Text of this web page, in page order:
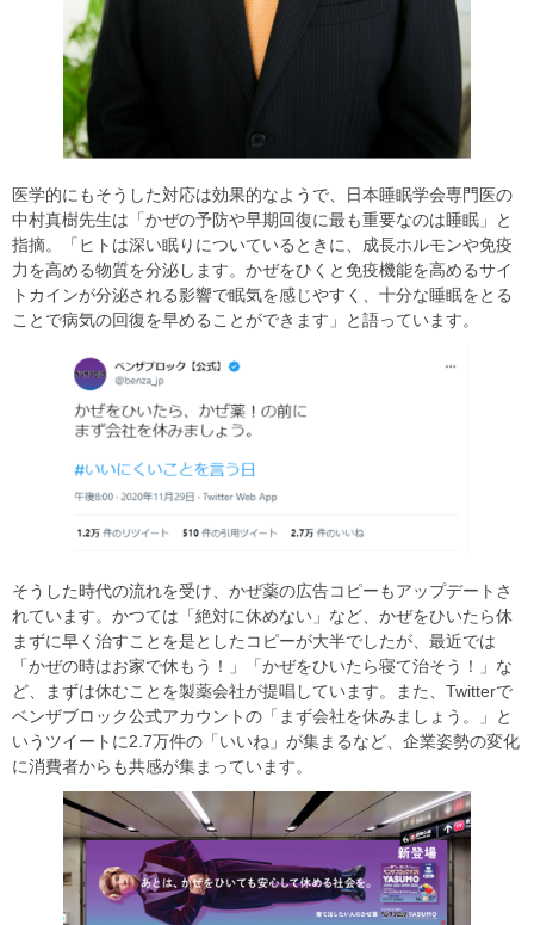
医学的にもそうした対応は効果的なようで、日本睡眠学会専門医の
中村真樹先生は「かぜの予防や早期回復に最も重要なのは睡眠」と
指摘。「ヒトは深い眠りについているときに、成長ホルモンや免疫
力を高める物質を分泌します。かぜをひくと免疫機能を高めるサイ
トカインが分泌される影響で眠気を感じやすく、十分な睡眠をとる
ことで病気の回復を早めることができます」と語っています。
そうした時代の流れを受け、かぜ薬の広告コピーもアップデートさ
れています。かつては「絶対に休めない」など、かぜをひいたら休
まずに早く治すことを是としたコピーが大半でしたが、最近では
「かぜの時はお家で休もう！」「かぜをひいたら寝て治そう！」な
ど、まずは休むことを製薬会社が提唱しています。また、Twitterで
ベンザブロック公式アカウントの「まず会社を休みましょう。」と
いうツイートに2.7万件の「いいね」が集まるなど、企業姿勢の変化
に消費者からも共感が集まっています。